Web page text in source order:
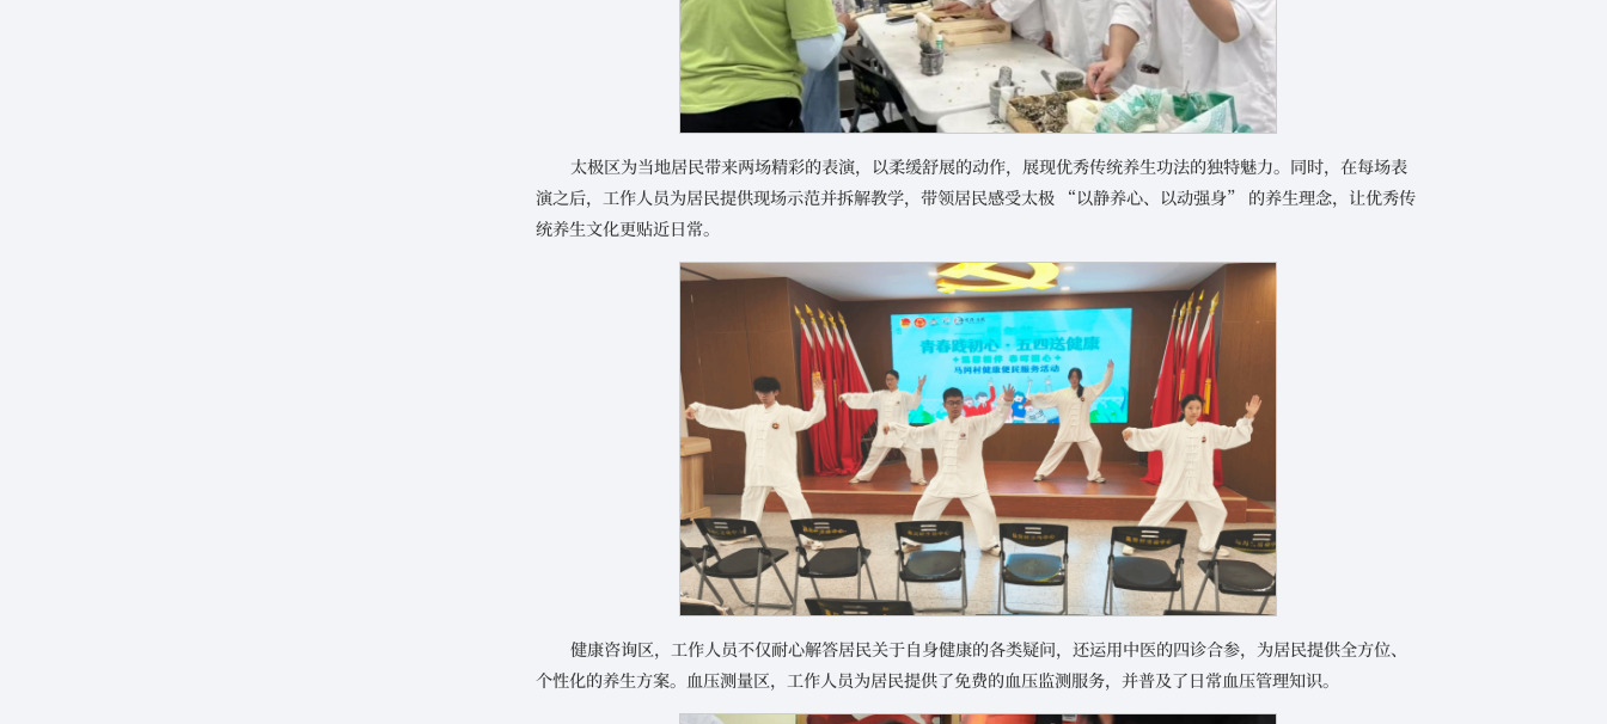
太极区为当地居民带来两场精彩的表演，以柔缓舒展的动作，展现优秀传统养生功法的独特魅力。同时，在每场表
演之后，工作人员为居民提供现场示范并拆解教学，带领居民感受太极 “以静养心、以动强身” 的养生理念，让优秀传
统养生文化更贴近日常。
健康咨询区，工作人员不仅耐心解答居民关于自身健康的各类疑问，还运用中医的四诊合参，为居民提供全方位、
个性化的养生方案。血压测量区，工作人员为居民提供了免费的血压监测服务，并普及了日常血压管理知识。